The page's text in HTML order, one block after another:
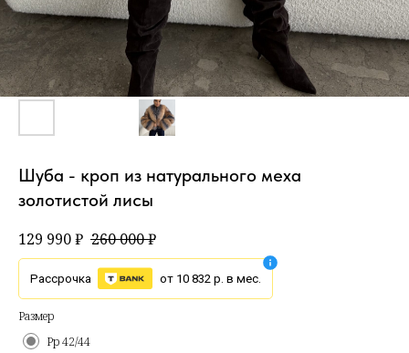
Шуба - кроп из натурального меха
золотистой лисы
129 990₽ 260 000₽
Рассрочка от 10 832 р. в мес.
Размер
Рр 42/44